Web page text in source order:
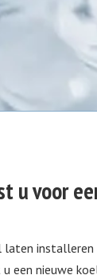
u voor
laten
een nieuwe